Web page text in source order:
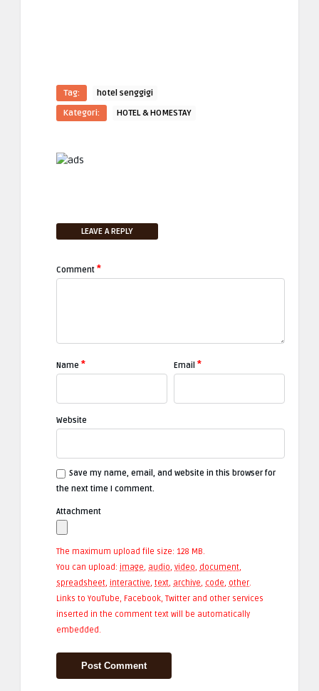
Tag:
hotel senggigi
Kategori:
HOTEL & HOMESTAY
LEAVE A REPLY
Comment *
Name * Email *
Website
Save my name, email, and website in this browser for
the next time I comment.
Attachment
The maximum upload file size: 128 MB.
You can upload: image, audio, video, document,
spreadsheet, interactive, text, archive, code, other.
Links to YouTube, Facebook, Twitter and other services
inserted in the comment text will be automatically
embedded.